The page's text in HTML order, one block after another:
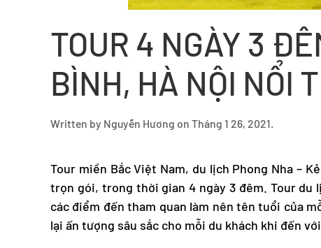
TOUR 4 NGÀY 3
BÌNH, HÀ NỘI NỔI
Written by Nguyễn Hương on Tháng 1 26, 2021.
Tour miền Bắc Việt Nam, du lịch Phong Nha –
trọn gói, trong thời gian 4 ngày 3 đêm. Tour du
các điểm đến tham quan làm nên tên tuổi của
lại ấn tượng sâu sắc cho mỗi du khách khi đến với